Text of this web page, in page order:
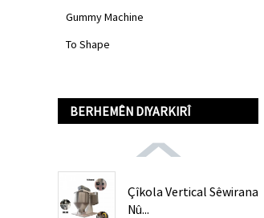
Gummy Machine
To Shape
BERHEMÊN DIYARKIRÎ
Çîkola Vertical Sêwirana
Nû...